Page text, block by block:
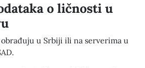
o ličnosti u
u Srbiji ili na serverima u